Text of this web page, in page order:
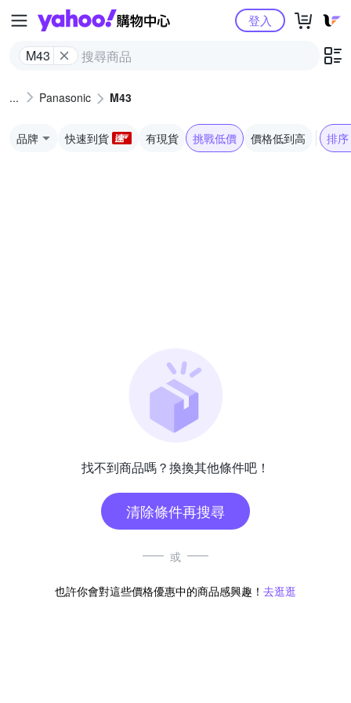
Yahoo購物中心
M43
登入
Panasonic M43
品牌 快速到貨 有現貨 挑戰低價 價格低到高 排序
找不到商品嗎？換換其他條件吧！
清除條件再搜尋
或
也許你會對這些價格優惠中的商品感興趣！ 去逛逛